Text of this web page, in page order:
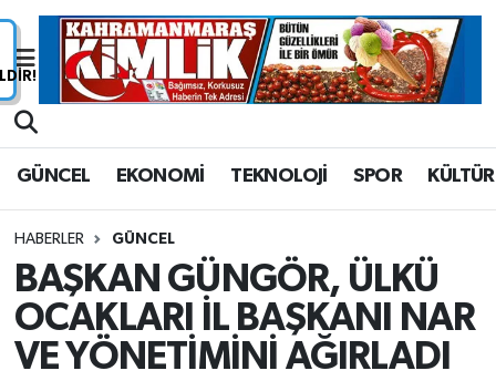
GÜNCEL EKONOMİ TEKNOLOJİ SPOR KÜLTÜR
HABERLER GÜNCEL
BAŞKAN GÜNGÖR, ÜLKÜ
OCAKLARI İL BAŞKANI NAR
VE YÖNETİMİNİ AĞIRLADI
Nöbetçi Eczaneler
Süper Lig Puan Durumu ve Fikstür
Tüm Manşetler